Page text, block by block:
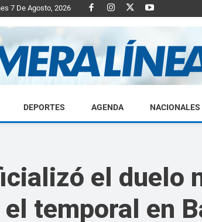
7 De Agosto, 2026
Diario
DEPORTES AGENDA NACIONALES
el duelo
temporal en